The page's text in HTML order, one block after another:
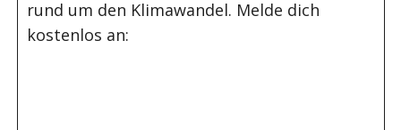
rund um den Klimawandel. Melde dich
kostenlos an: